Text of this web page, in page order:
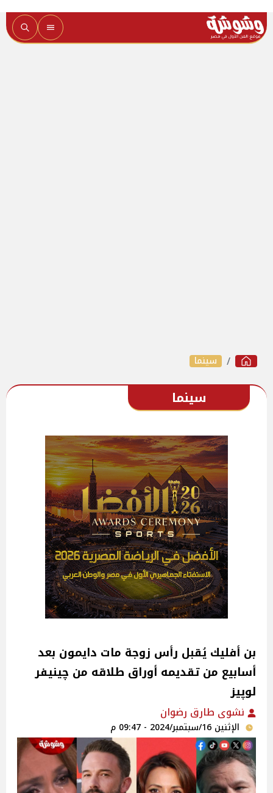
سينما
سينما
بن أفليك يُقبل رأس زوجة مات دايمون بعد
أسابيع من تقديمه أوراق طلاقه من چينيفر
لوپيز
نشوى طارق رضوان
الإثنين 16/سبتمبر/2024 - 09:47 م